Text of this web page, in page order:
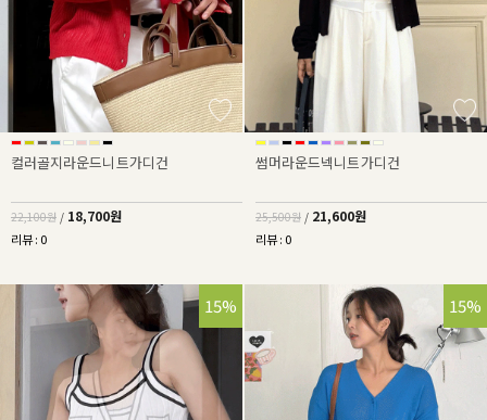
컬러골지라운드니트가디건
22,100원 / 18,700원
리뷰 : 0
썸머라운드넥니트가디건
25,500원 / 21,600원
리뷰 : 0
15% 15%